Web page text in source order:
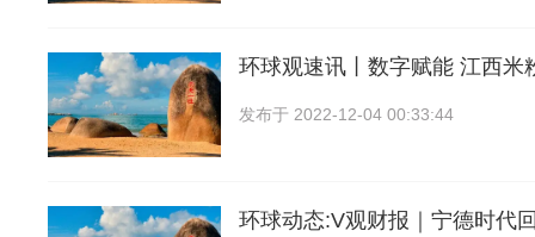
环球观速讯丨数字赋能 江西米
发布于 2022-12-04 00:33:44
环球动态:V观财报｜宁德时代